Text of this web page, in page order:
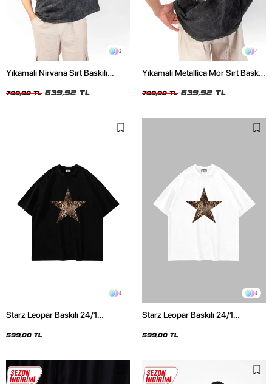
2
Yıkamalı Nirvana Sırt Baskılı
799,90 TL 639,92 TL
4
Yıkamalı Metallica Mor Sırt Baskılı
799,90 TL 639,92 TL
8
Starz Leopar Baskılı 24/1
599,00 TL
8
Starz Leopar Baskılı 24/1
599,00 TL